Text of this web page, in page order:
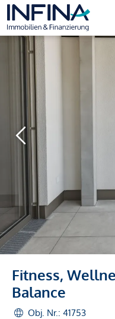
Fitness,
Balance
Obj. Nr.: 41753